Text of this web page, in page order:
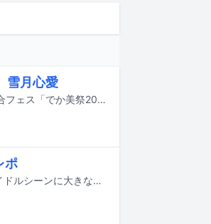
雪月心愛
8月9日に東京・Shibuya LOVEZにて行われる、でか美ちゃん主催のエンタメ複合フェス「でか美祭2026」の出演アーティスト第4弾が発表された。
ポ
2015年の登場以来、ワン＆オンリーな音楽性とパワフルなパフォーマンスでアイドルシーンに大きな刺激を与えたグループ、フィロソフィーのダンス。その歴史は6月13日の東京・LINE CUBE SHIBUYA（渋谷公会堂）公演「フィロソフィーのダンス The Last Dance ～DFP Forever！～」をもって終了した。バックバンドを従えてのラストステージは、ソウル / ファンクをベースにした彼女たちの音楽性を存分に満喫できるものだった。奥津マリリ、日向ハル、佐藤まりあ、木葭のの、香山ななこ──メンバー5人の明るいキャラクターはこれが最後のパフォーマンスだとは思わせない、さわやかな後味を残した。そんな最後の姿を記録するうえで、音楽ナタリーはフィロのスの11年におよんだ活動を常に見届けてきたライター・南波一海にレポートを委ねることにした。デビュー時から彼女たちのことをよく知る南波の目に、あの“ラスト・ダンス”はどう映ったのか。